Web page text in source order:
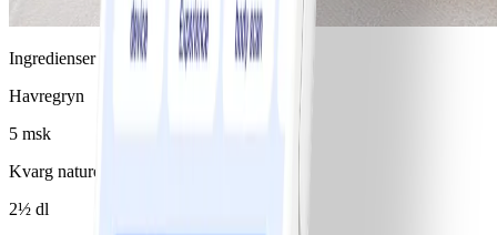
Ingredienser
Havregryn
5 msk
Kvarg naturell 0,1%
2½ dl